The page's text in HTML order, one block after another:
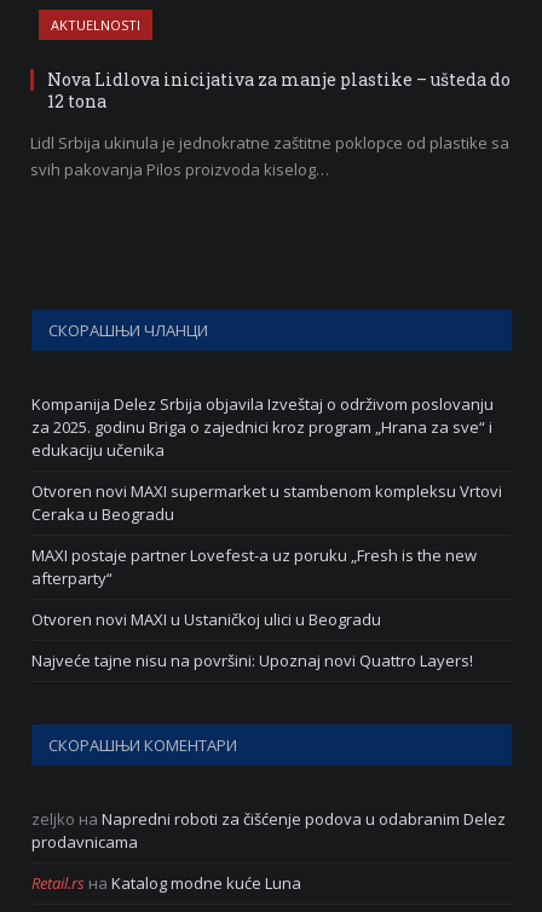
AKTUELNOSTI
Nova Lidlova inicijativa za manje plastike – ušteda do
12 tona
Lidl Srbija ukinula je jednokratne zaštitne poklopce od plastike sa
svih pakovanja Pilos proizvoda kiselog…
СКОРАШЊИ ЧЛАНЦИ
Kompanija Delez Srbija objavila Izveštaj o održivom poslovanju
za 2025. godinu Briga o zajednici kroz program „Hrana za sve“ i
edukaciju učenika
Otvoren novi MAXI supermarket u stambenom kompleksu Vrtovi
Ceraka u Beogradu
MAXI postaje partner Lovefest-a uz poruku „Fresh is the new
afterparty“
Otvoren novi MAXI u Ustaničkoj ulici u Beogradu
Najveće tajne nisu na površini: Upoznaj novi Quattro Layers!
СКОРАШЊИ КОМЕНТАРИ
zeljko на Napredni roboti za čišćenje podova u odabranim Delez
prodavnicama
Retail.rs на Katalog modne kuće Luna